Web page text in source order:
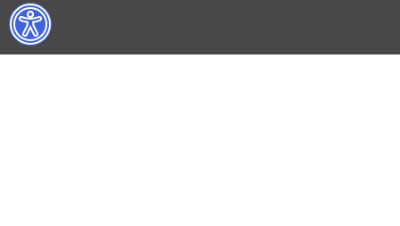
İSTANBUL FİLM FESTİVALİ